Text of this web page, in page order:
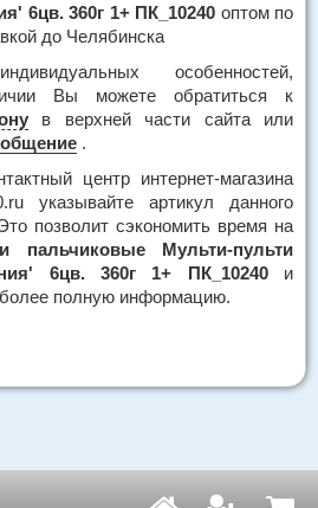
6цв. 360г 1+ ПК_10240 оптом по
до Челябинска
особенностей,
Вы можете обратиться к
в верхней части сайта или
.
центр интернет-магазина
указывайте артикул данного
позволит сэкономить время на
пальчиковые Мульти-пульти
6цв. 360г 1+ ПК_10240и
полную информацию.